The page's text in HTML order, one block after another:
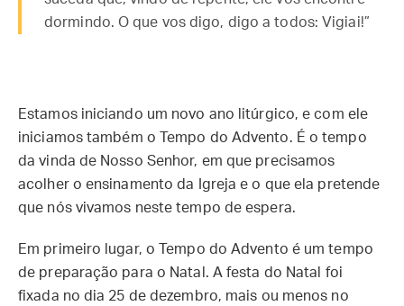
dormindo. O que vos digo, digo a todos: Vigiai!”
Estamos iniciando um novo ano litúrgico, e com ele
iniciamos também o Tempo do Advento. É o tempo
da vinda de Nosso Senhor, em que precisamos
acolher o ensinamento da Igreja e o que ela pretende
que nós vivamos neste tempo de espera.
Em primeiro lugar, o Tempo do Advento é um tempo
de preparação para o Natal. A festa do Natal foi
fixada no dia 25 de dezembro, mais ou menos no